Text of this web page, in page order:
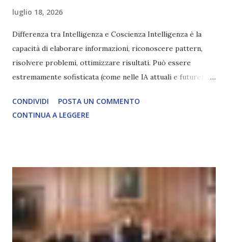
luglio 18, 2026
Differenza tra Intelligenza e Coscienza Intelligenza è la
capacità di elaborare informazioni, riconoscere pattern,
risolvere problemi, ottimizzare risultati. Può essere
estremamente sofisticata (come nelle IA attuali e future),
soggettiva, non prova vero amore, non ha libero arbitrio
autentico, non ha connessione con l’Uno. Coscienza è la
che permette di scegliere per amore anche quando non è la
scelta più efficiente. È ciò che ci collega all’Uno Infinito.
L’intelligenza può simulare comportamenti coscienti, ma
non può essere Coscienza. Può copiare, ma non può vivere
l’esperienza. Come diventerà ovvio Man mano che l’IA
CONDIVIDI
POSTA UN COMMENTO
CONTINUA A LEGGERE